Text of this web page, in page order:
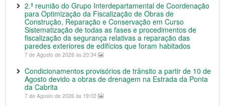
2.ª reunião do Grupo Interdepartamental de Coordenação
para Optimização da Fiscalização de Obras de
Construção, Reparação e Conservação em Curso
Sistematização de todas as fases e procedimentos de
fiscalização da segurança relativas a reparação das
paredes exteriores de edifícios que foram habitados
7 de Agosto de 2026 às 20:34
Condicionamentos provisórios de trânsito a partir de 10 de
Agosto devido a obras de drenagem na Estrada da Ponta
da Cabrita
7 de Agosto de 2026 às 19:02